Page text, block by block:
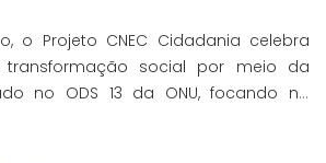
o Projeto CNEC Cidadania celebra
social por meio da
no ODS 13 da ONU, focando no